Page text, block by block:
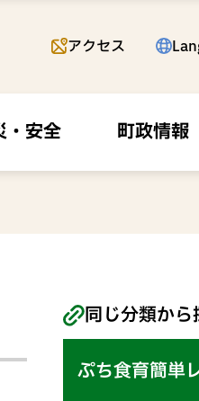
アクセス
・安全 町政情報
同じ分類から
ぷち食育簡単